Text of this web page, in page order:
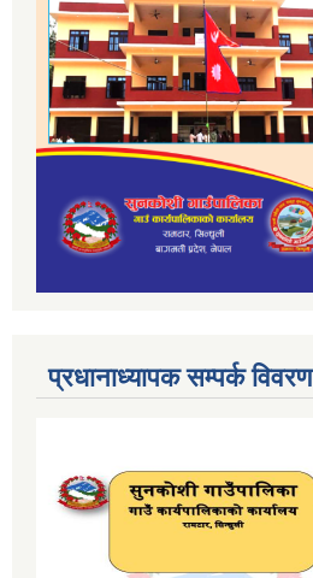
प्रधानाध्यापक सम्पर्क विवरण